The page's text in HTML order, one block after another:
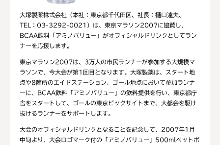
大塚製薬株式会社（本社：東京都千代田区、社長：樋口達夫、
TEL：03-3292-0021）は、東京マラソン2007に協賛し、
BCAA飲料「アミノバリュー」がオフィシャルドリンクとしてラン
ナーを応援します。
東京マラソン2007は、3万人の市民ランナーが参加する大規模マ
ラソンで、今大会が第1回目となります。大塚製薬は、スタート地
点や8箇所のエイドステーション、ゴール地点において参加ランナ
ーに、BCAA飲料「アミノバリュー」の飲料提供を行い、東京都庁
舎をスタートして、ゴールの東京ビックサイトまで、大都会を駆け
抜けるランナーをサポートします。
大会のオフィシャルドリンクとなることを記念して、2007年1月
中旬より、大会ロゴマーク付の「アミノバリュー」500mlペットボ